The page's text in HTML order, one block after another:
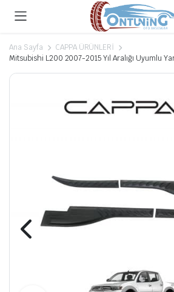
Ana Sayfa
CAPPA ÜRÜNLERİ
Mitsubishi L200 2007-2015 Yıl Aralığı Uyumlu